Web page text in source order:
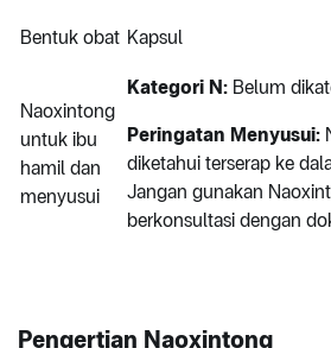
Bentuk obat Kapsul
Naoxintong
untuk ibu
hamil dan
menyusui
Kategori N: Belum
Peringatan Menyusui:
diketahui terserap ke
Jangan gunakan
berkonsultasi dengan
Pengertian Naoxintong